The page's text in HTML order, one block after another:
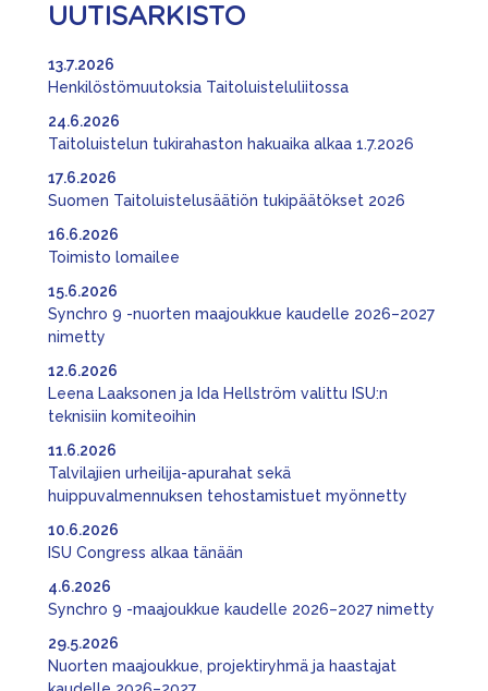
UUTISARKISTO
Henkilöstömuutoksia Taitoluisteluliitossa
13.7.2026
Taitoluistelun tukirahaston hakuaika alkaa 1.7.2026
24.6.2026
Suomen Taitoluistelusäätiön tukipäätökset 2026
17.6.2026
Toimisto lomailee
16.6.2026
Synchro 9 -nuorten maajoukkue kaudelle 2026–2027
nimetty
15.6.2026
Leena Laaksonen ja Ida Hellström valittu ISU:n
teknisiin komiteoihin
12.6.2026
Talvilajien urheilija-apurahat sekä
huippuvalmennuksen tehostamistuet myönnetty
11.6.2026
ISU Congress alkaa tänään
10.6.2026
Synchro 9 -maajoukkue kaudelle 2026–2027 nimetty
4.6.2026
Nuorten maajoukkue, projektiryhmä ja haastajat
29.5.2026